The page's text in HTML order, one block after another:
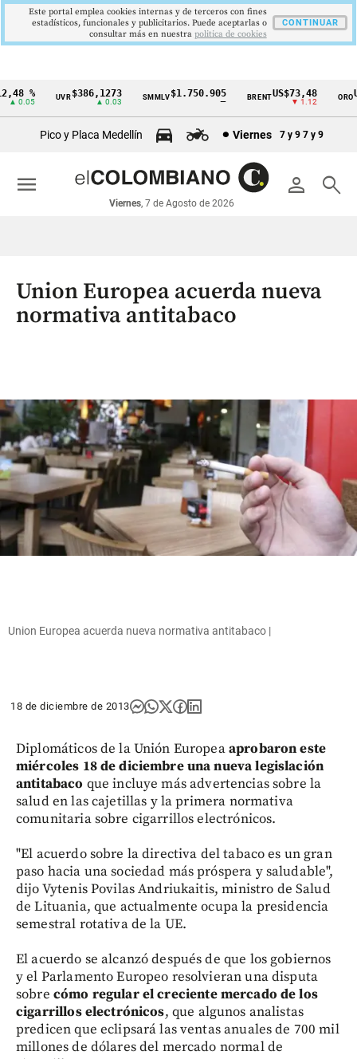
Cintillo
económicos
Colombia
%
0.05
UVR$386,1273
▲ 0.03
SMMLV$1.750.905 BRENTUS$73,48
▼ 1.12
ORO
Pico y Placa Medellín Viernes 7 y 9 7 y 9
person search
Viernes, 7 de Agosto de 2026
menu
Union Europea acuerda nueva
normativa antitabaco
Union Europea acuerda nueva normativa antitabaco |
18 de diciembre de 2013
Diplomáticos de la Unión Europeaaprobaron este
miércoles 18 de diciembre una nueva legislación
antitabaco que incluye más advertencias sobre la
salud en las cajetillas y la primera normativa
comunitaria sobre cigarrillos electrónicos.
"El acuerdo sobre la directiva del tabaco es un gran
paso hacia una sociedad más próspera y saludable",
dijo Vytenis Povilas Andriukaitis, ministro de Salud
de Lituania, que actualmente ocupa la presidencia
semestral rotativa de la UE.
El acuerdo se alcanzó después de que los gobiernos
y el Parlamento Europeo resolvieran una disputa
sobre cómo regular el creciente mercado de los
cigarrillos electrónicos, que algunos analistas
predicen que eclipsará las ventas anuales de 700 mil
millones de dólares del mercado normal de
Este portal emplea cookies internas y de terceros con fines
estadísticos, funcionales y publicitarios. Puede aceptarlas o
consultar más en nuestra politica de cookies
CONTINUAR